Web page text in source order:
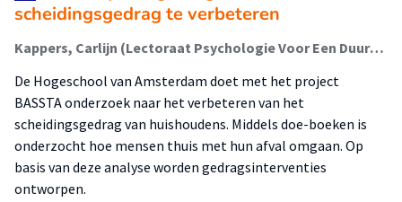
scheidingsgedrag te verbeteren
Kappers, Carlijn (Lectoraat Psychologie Voor Een Duurzame Stad); Faddegon, Krispijn (Lectoraat Psychologie Voor Een Duurzame Stad); Postma, Sophie; Mulder, M. (Lectoraat Circulair Ontwerpen En Ondernemen)
De Hogeschool van Amsterdam doet met het project
BASSTA onderzoek naar het verbeteren van het
scheidingsgedrag van huishoudens. Middels doe-boeken is
onderzocht hoe mensen thuis met hun afval omgaan. Op
basis van deze analyse worden gedragsinterventies
ontworpen.